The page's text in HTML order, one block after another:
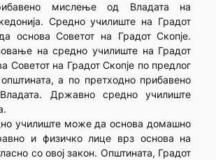
мислење од Владата на
Средно училиште на Градот
основа Советот на Градот Скопје.
на средно училиште на Градот
Советот на Градот Скопје по предлог
а по претходно прибавено
Државно средно училиште
училиште може да основа домашно
и физичко лице врз основа на
со овој закон. Општината, Градот